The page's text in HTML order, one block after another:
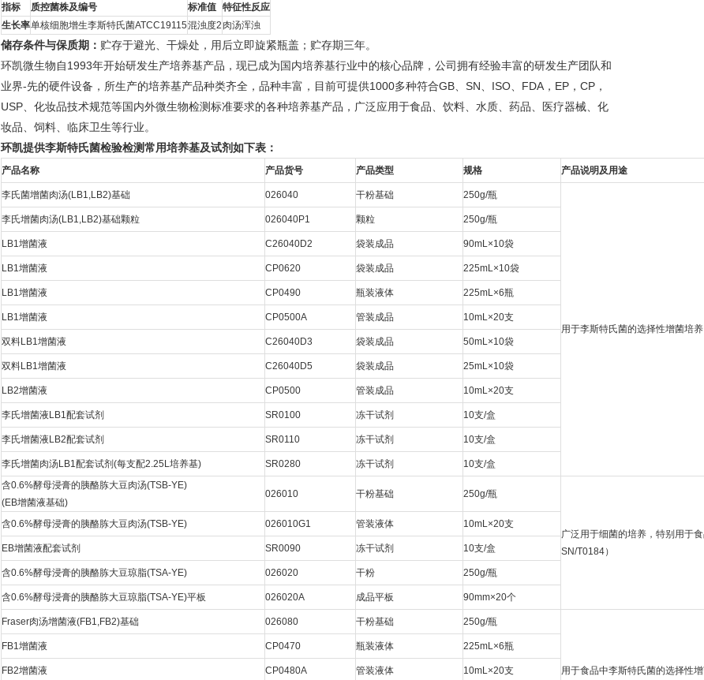
指标 质控菌株及编号 标准值 特征性反应
生长率单核细胞增生李斯特氏菌ATCC19115混浊度2 肉汤浑浊
储存条件与保质期： 贮存于避光、干燥处，用后立即旋紧瓶盖；贮存期三年。
环凯微生物自1993年开始研发生产培养基产品，现已成为国内培养基行业中的核心品牌，公司拥有经验丰富的研发生产团队和
业界-先的硬件设备，所生产的培养基产品种类齐全，品种丰富，目前可提供1000多种符合GB、SN、ISO、FDA，EP，CP，
USP、化妆品技术规范等国内外微生物检测标准要求的各种培养基产品，广泛应用于食品、饮料、水质、药品、医疗器械、化
妆品、饲料、临床卫生等行业。
环凯提供李斯特氏菌检验检测常用培养基及试剂如下表：
产品名称 产品货号 产品类型 规格 产品说明及用途
李氏菌增菌肉汤(LB1,LB2)基础 026040 干粉基础 250g/瓶
用于李斯特氏菌的选择性增菌培
李氏增菌肉汤(LB1,LB2)基础颗粒 026040P1 颗粒 250g/瓶
LB1增菌液 C26040D2 袋装成品 90mL×10袋
LB1增菌液 CP0620 袋装成品 225mL×10袋
LB1增菌液 CP0490 瓶装液体 225mL×6瓶
LB1增菌液 CP0500A 管装成品 10mL×20支
双料LB1增菌液 C26040D3 袋装成品 50mL×10袋
双料LB1增菌液 C26040D5 袋装成品 25mL×10袋
LB2增菌液 CP0500 管装成品 10mL×20支
李氏增菌液LB1配套试剂 SR0100 冻干试剂 10支/盒
李氏增菌液LB2配套试剂 SR0110 冻干试剂 10支/盒
李氏增菌肉汤LB1配套试剂(每支配2.25L培养基) SR0280 冻干试剂
10支/盒
含0.6%酵母浸膏的胰酪胨大豆肉汤(TSB-YE)
(EB增菌液基础)
026010 干粉基础 250g/瓶
广泛用于细菌的培养，特别用于
SN/T0184）
含0.6%酵母浸膏的胰酪胨大豆肉汤(TSB-YE) 026010G1 管装液体 10mL×20支
EB增菌液配套试剂 SR0090 冻干试剂 10支/盒
含0.6%酵母浸膏的胰酪胨大豆琼脂(TSA-YE) 026020 干粉 250g/瓶
含0.6%酵母浸膏的胰酪胨大豆琼脂(TSA-YE)平板 026020A 成品平板 90mm×20个
Fraser肉汤增菌液(FB1,FB2)基础 026080 干粉基础 250g/瓶
用于食品中李斯特氏菌的选择性
FB1增菌液 CP0470 瓶装液体 225mL×6瓶
FB2增菌液 CP0480A 管装液体 10mL×20支